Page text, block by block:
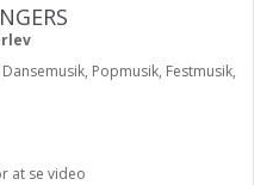
Popmusik, Festmusik,
at se video